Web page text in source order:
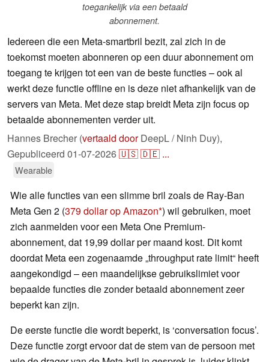
toegankelijk via een betaald
abonnement.
Iedereen die een Meta-smartbril bezit, zal zich in de
toekomst moeten abonneren op een duur abonnement om
toegang te krijgen tot een van de beste functies – ook al
werkt deze functie offline en is deze niet afhankelijk van de
servers van Meta. Met deze stap breidt Meta zijn focus op
betaalde abonnementen verder uit.
Hannes Brecher (vertaald doorDeepL / Ninh Duy),
Gepubliceerd 01-07-2026🇺🇸🇩🇪 ...
Wearable
Wie alle functies van een slimme bril zoals de Ray-Ban
Meta Gen 2 (379 dollar op Amazon ) wil gebruiken, moet
zich aanmelden voor een Meta One Premium-
abonnement, dat 19,99 dollar per maand kost. Dit komt
doordat Meta een zogenaamde „throughput rate limit“ heeft
aangekondigd – een maandelijkse gebruikslimiet voor
bepaalde functies die zonder betaald abonnement zeer
beperkt kan zijn.
De eerste functie die wordt beperkt, is ‘conversation focus’.
Deze functie zorgt ervoor dat de stem van de persoon met